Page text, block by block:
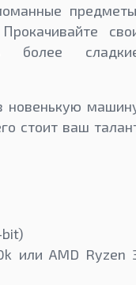
более
новенькую
стоит ваш
или AMD Ryzen